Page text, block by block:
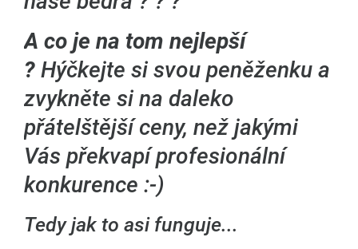
A co je na tom nejlepší
? Hýčkejte si svou peněženku a
zvykněte si na daleko
přátelštější ceny, než jakými
Vás překvapí profesionální
konkurence :-)
Tedy jak to asi funguje...